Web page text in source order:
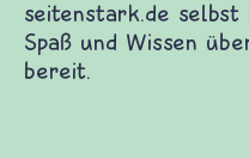
seitenstark.de selbst
Spaß und Wissen
bereit.